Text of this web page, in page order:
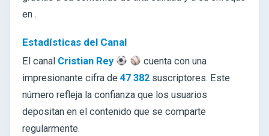
en .
Estadísticas del Canal
El canal Cristian Rey
cuenta con una
impresionante cifra de 47 382 suscriptores. Este
número refleja la confianza que los usuarios
depositan en el contenido que se comparte
regularmente.